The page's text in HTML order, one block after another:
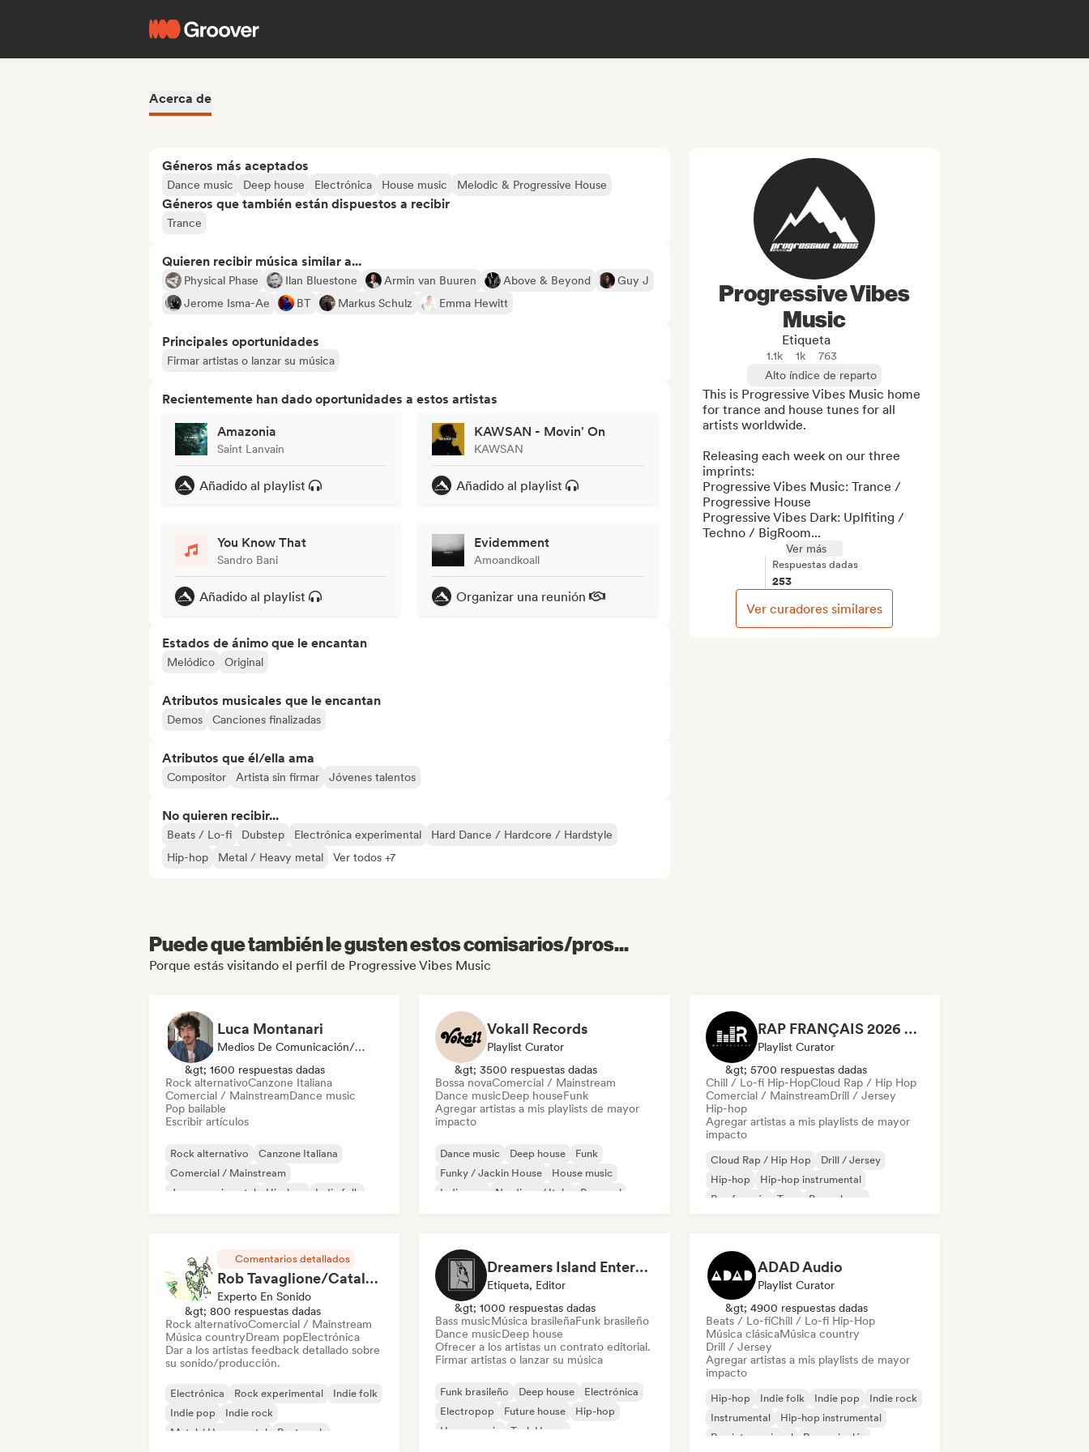
Acerca de
Géneros más aceptados
Dance music Deep house Electrónica House music Melodic & Progressive House
Géneros que también están dispuestos a recibir
Trance
Quieren recibir música similar a...
Physical Phase Ilan Bluestone Armin van Buuren Above & Beyond
Guy J
Jerome Isma-Ae
BT Markus Schulz Emma Hewitt
Principales oportunidades
Firmar artistas o lanzar su música
Recientemente han dado oportunidades a estos artistas
Amazonia
Saint Lanvain
Añadido al playlist
KAWSAN - Movin' On
KAWSAN
Añadido al playlist
You Know That
Sandro Bani
Añadido al playlist
Evidemment
Amoandkoall
Organizar una reunión
Estados de ánimo que le encantan
Melódico Original
Atributos musicales que le encantan
Demos Canciones finalizadas
Atributos que él/ella ama
Compositor Artista sin firmar Jóvenes talentos
No quieren recibir...
Beats / Lo-fi Dubstep Electrónica experimental
Hard Dance / Hardcore / Hardstyle
Hip-hop
Metal / Heavy metal Ver todos +7
Progressive Vibes
Music
Etiqueta
1.1k 1k
763
Alto índice de reparto
This is Progressive Vibes Music home
for trance and house tunes for all
artists worldwide.
Releasing each week on our three
imprints:
Progressive Vibes Music: Trance /
Progressive House
Progressive Vibes Dark: Uplfiting /
Techno / BigRoom...
Ver más
Respuestas dadas
253
Ver curadores similares
Puede que también le gusten estos comisarios/pros...
Porque estás visitando el perfil de Progressive Vibes Music
Luca Montanari
Medios De Comunicación/Periodista
&gt; 1600 respuestas dadas
Rock alternativoCanzone Italiana
Comercial / MainstreamDance music
Pop bailable
Escribir artículos
Rock alternativo
Canzone Italiana
Comercial / Mainstream
Jazz experimental
Hip-hop
Indie folk
Vokall Records
Playlist Curator
&gt; 3500 respuestas dadas
Bossa novaComercial / Mainstream
Dance musicDeep houseFunk
Agregar artistas a mis playlists de mayor
impacto
Dance music Deep house
Funk
Funky / Jackin House
House music
Indie pop
Nu-disco / Italo Pop soul
RAP FRANÇAIS 2026 🔥🇫🇷 (Way Records)
Playlist Curator
&gt; 5700 respuestas dadas
Chill / Lo-fi Hip-HopCloud Rap / Hip Hop
Comercial / MainstreamDrill / Jersey
Hip-hop
Agregar artistas a mis playlists de mayor
impacto
Cloud Rap / Hip Hop
Drill / Jersey
Hip-hop
Hip-hop instrumental
Rap francés
Trap
Pop urbano
Comentarios detallados
Rob Tavaglione/Catalyst Recording
Experto En Sonido
&gt; 800 respuestas dadas
Rock alternativoComercial / Mainstream
Música countryDream popElectrónica
Dar a los artistas feedback detallado sobre
su sonido/producción.
Electrónica Rock experimental
Indie folk
Indie pop
Indie rock
Metal / Heavy metal
Post punk
Dreamers Island Entertainment
Etiqueta, Editor
&gt; 1000 respuestas dadas
Bass musicMúsica brasileñaFunk brasileño
Dance musicDeep house
Ofrecer a los artistas un contrato editorial.
Firmar artistas o lanzar su música
Funk brasileño Deep house
Electrónica
Electropop
Future house
Hip-hop
House music
Tech House
ADAD Audio
Playlist Curator
&gt; 4900 respuestas dadas
Beats / Lo-fiChill / Lo-fi Hip-Hop
Música clásicaMúsica country
Drill / Jersey
Agregar artistas a mis playlists de mayor
impacto
Hip-hop Indie folk Indie pop
Indie rock
Instrumental
Hip-hop instrumental
Rap internacional
Rap en inglés